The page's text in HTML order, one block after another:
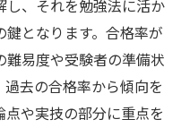
し、それを勉強法に活か
となります。合格率が
易度や受験者の準備状
去の合格率から傾向を
や実技の部分に重点を